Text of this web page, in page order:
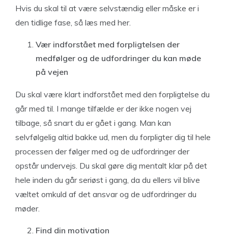
Hvis du skal til at være selvstændig eller måske er i
den tidlige fase, så læs med her.
Vær indforstået med forpligtelsen der
medfølger og de udfordringer du kan møde
på vejen
Du skal være klart indforstået med den forpligtelse du
går med til. I mange tilfælde er der ikke nogen vej
tilbage, så snart du er gået i gang. Man kan
selvfølgelig altid bakke ud, men du forpligter dig til hele
processen der følger med og de udfordringer der
opstår undervejs. Du skal gøre dig mentalt klar på det
hele inden du går seriøst i gang, da du ellers vil blive
væltet omkuld af det ansvar og de udfordringer du
møder.
Find din motivation